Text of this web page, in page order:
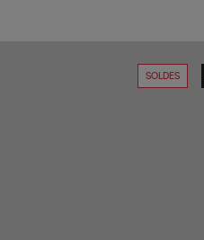
SOLDES